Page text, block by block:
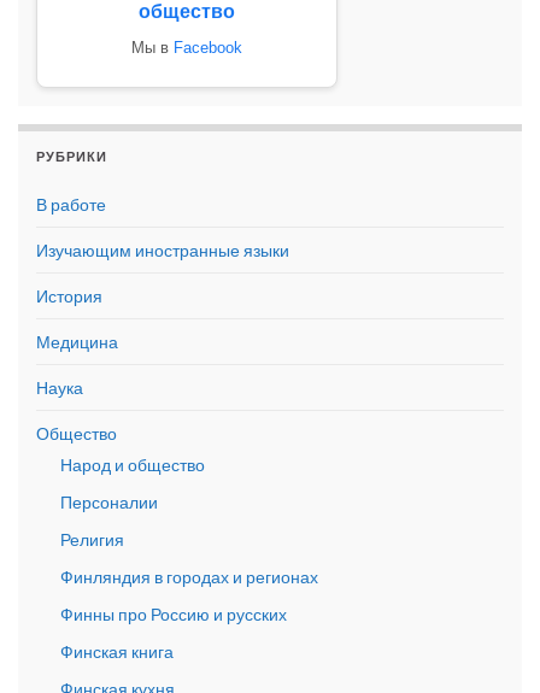
общество
Мы в Facebook
РУБРИКИ
В работе
Изучающим иностранные языки
История
Медицина
Наука
Общество
Народ и общество
Персоналии
Религия
Финляндия в городах и регионах
Финны про Россию и русских
Финская книга
Финская кухня